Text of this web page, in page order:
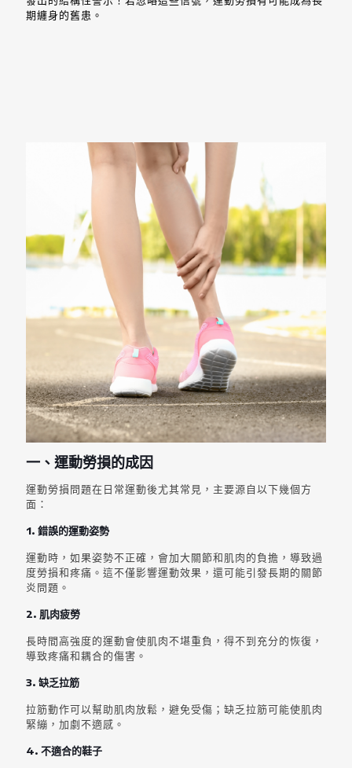
期纏身的舊患。
一、運動勞損的成因
運動勞損問題在日常運動後尤其常見，主要源自以下幾個方
面：
1. 錯誤的運動姿勢
運動時，如果姿勢不正確，會加大關節和肌肉的負擔，導致過
度勞損和疼痛。這不僅影響運動效果，還可能引發長期的關節
炎問題。
2. 肌肉疲勞
長時間高強度的運動會使肌肉不堪重負，得不到充分的恢復，
導致疼痛和耦合的傷害。
3. 缺乏拉筋
拉筋動作可以幫助肌肉放鬆，避免受傷；缺乏拉筋可能使肌肉
緊繃，加劇不適感。
4. 不適合的鞋子